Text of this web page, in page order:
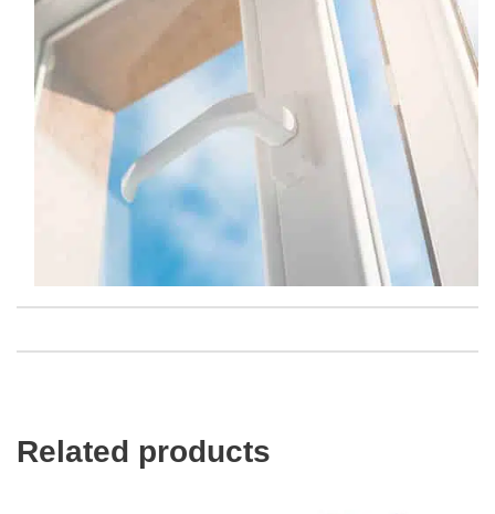
Related products